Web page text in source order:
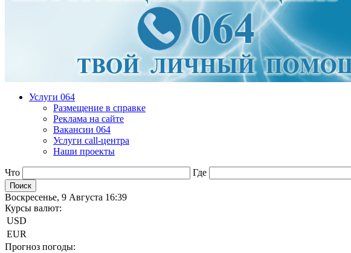
Услуги 064
Размещение в справке
Реклама на сайте
Вакансии 064
Услуги call-центра
Наши проекты
Что Где
Воскресенье, 9 Августа 16:39
Курсы валют:
USD
EUR
Прогноз погоды: